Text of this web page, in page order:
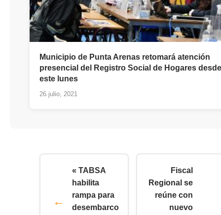
Municipio de Punta Arenas retomará atención
presencial del Registro Social de Hogares desde
este lunes
26 julio, 2021
« TABSA
habilita
rampa para
desembarco
Fiscal
Regional se
reúne con
nuevo